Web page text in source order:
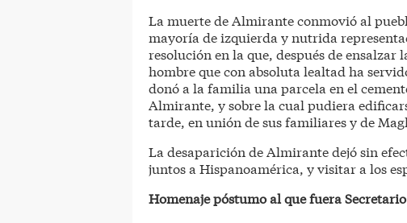
La muerte de Almirante conmovió al
mayoría de izquierda y nutrida
resolución en la que, después de
hombre que con absoluta lealtad ha
donó a la familia una parcela en el
Almirante, y sobre la cual pudiera
tarde, en unión de sus familiares y de
La desaparición de Almirante dejó sin
juntos a Hispanoamérica, y visitar a los
Homenaje póstumo al que fuera